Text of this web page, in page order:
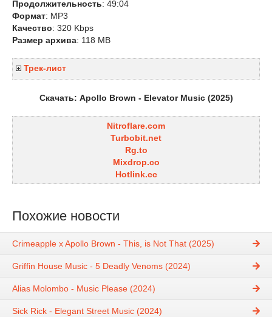
Продолжительность: 49:04
Формат: MP3
Качество: 320 Kbps
Размер архива: 118 MB
Трек-лист
Скачать: Apollo Brown - Elevator Music (2025)
Nitroflare.com
Turbobit.net
Rg.to
Mixdrop.co
Hotlink.cc
Похожие новости
Crimeapple x Apollo Brown - This, is Not That (2025)
Griffin House Music - 5 Deadly Venoms (2024)
Alias Molombo - Music Please (2024)
Sick Rick - Elegant Street Music (2024)